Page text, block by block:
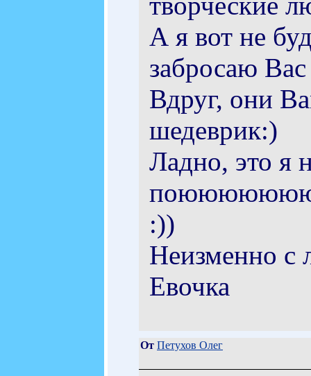
А я вот не
забросаю
Вдруг, они
шедеврик:)
Ладно, это я
:))
Неизменно с
Евочка
От Петухов Олег